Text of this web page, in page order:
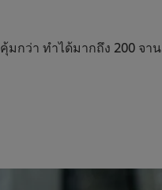
คุ้มกว่า ทำได้มากถึง 200 จาน